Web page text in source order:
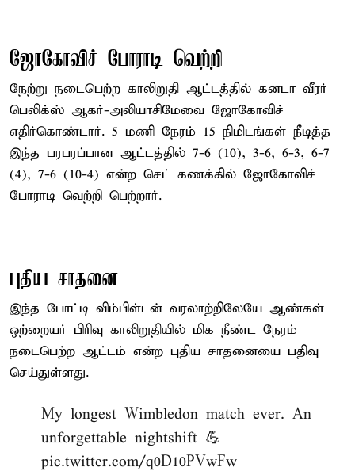
ஜோகோவிச் போராடி வெற்றி
நேற்று நடைபெற்ற காலிறுதி ஆட்டத்தில் கனடா வீரர்
பெலிக்ஸ் ஆகர்-அலியாசிமேவை ஜோகோவிச்
எதிர்கொண்டார். 5 மணி நேரம் 15 நிமிடங்கள் நீடித்த
இந்த பரபரப்பான ஆட்டத்தில் 7-6 (10), 3-6, 6-3, 6-7
(4), 7-6 (10-4) என்ற செட் கணக்கில் ஜோகோவிச்
போராடி வெற்றி பெற்றார்.
புதிய சாதனை
இந்த போட்டி விம்பிள்டன் வரலாற்றிலேயே ஆண்கள்
ஒற்றையர் பிரிவு காலிறுதியில் மிக நீண்ட நேரம்
நடைபெற்ற ஆட்டம் என்ற புதிய சாதனையை பதிவு
செய்துள்ளது.
My longest Wimbledon match ever. An
unforgettable nightshift 💪
pic.twitter.com/q0D10PVwFw